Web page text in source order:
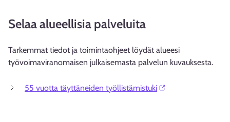
Selaa alueellisia palveluita
Tarkemmat tiedot ja toimintaohjeet löydät alueesi
työvoimaviranomaisen julkaisemasta palvelun kuvauksesta.
55 vuotta täyttäneiden työllistämistuki⁠